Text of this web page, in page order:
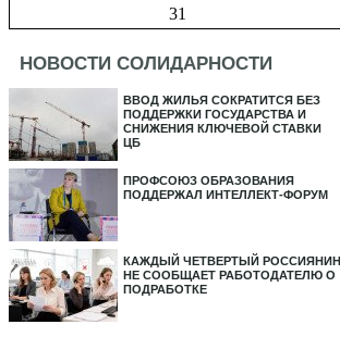
31
НОВОСТИ СОЛИДАРНОСТИ
ВВОД ЖИЛЬЯ СОКРАТИТСЯ БЕЗ
ПОДДЕРЖКИ ГОСУДАРСТВА И
СНИЖЕНИЯ КЛЮЧЕВОЙ СТАВКИ
ЦБ
ПРОФСОЮЗ ОБРАЗОВАНИЯ
ПОДДЕРЖАЛ ИНТЕЛЛЕКТ-ФОРУМ
КАЖДЫЙ ЧЕТВЕРТЫЙ РОССИЯНИН
НЕ СООБЩАЕТ РАБОТОДАТЕЛЮ О
ПОДРАБОТКЕ